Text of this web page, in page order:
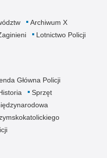
Archiwum X
Lotnictwo Policji
Główna Policji
Sprzęt